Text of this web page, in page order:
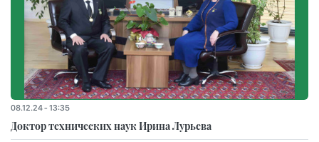
08.12.24 - 13:35
Доктор технических наук Ирина Лурьева